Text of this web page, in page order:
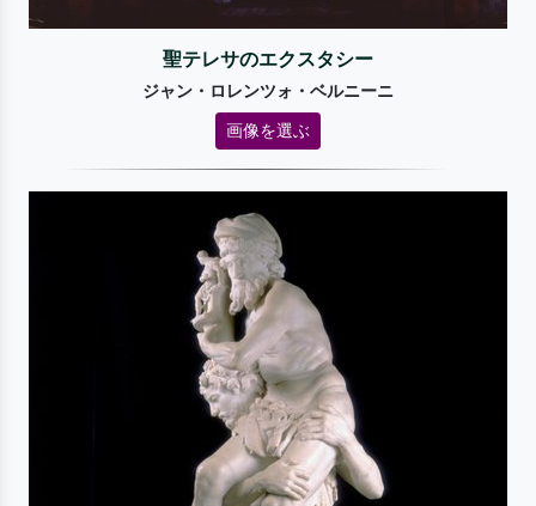
聖テレサのエクスタシー
ジャン・ロレンツォ・ベルニーニ
画像を選ぶ